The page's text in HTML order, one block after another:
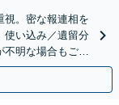
視。密な報連相を
使い込み／遺留分
明な場合もご相